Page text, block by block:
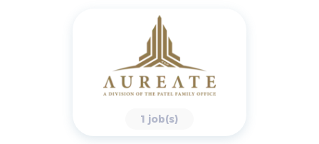
1 job(s)